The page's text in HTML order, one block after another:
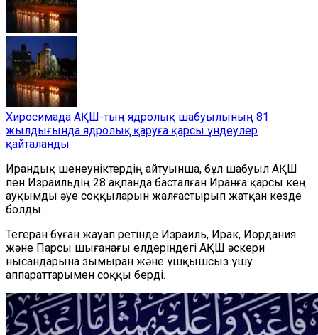
Хиросимада АҚШ-тың ядролық шабуылының 81
жылдығында ядролық қаруға қарсы үндеулер
қайталанды
Ирандық шенеуніктердің айтуынша, бұл шабуыл АҚШ
пен Израильдің 28 ақпанда басталған Иранға қарсы кең
ауқымды әуе соққыларын жалғастырып жатқан кезде
болды.
Тегеран бұған жауап ретінде Израиль, Ирак, Иордания
және Парсы шығанағы елдеріндегі АҚШ әскери
нысандарына зымыран және ұшқышсыз ұшу
аппараттарымен соққы берді.